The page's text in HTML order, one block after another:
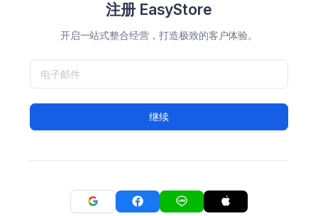
注册 EasyStore
开启一站式整合经营，打造极致的客户体验。
继续